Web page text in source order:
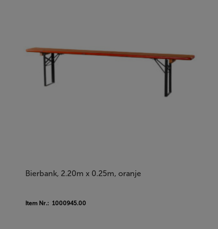
Bierbank, 2.20m x 0.25m, oranje
Item Nr.: 1000945.00